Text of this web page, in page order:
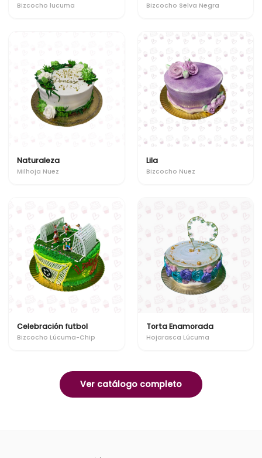
Bizcocho lucuma Bizcocho Selva Negra
Naturaleza
Milhoja Nuez
Lila
Bizcocho Nuez
Celebración futbol
Bizcocho Lúcuma-Chip
Torta Enamorada
Hojarasca Lúcuma
Ver catálogo completo